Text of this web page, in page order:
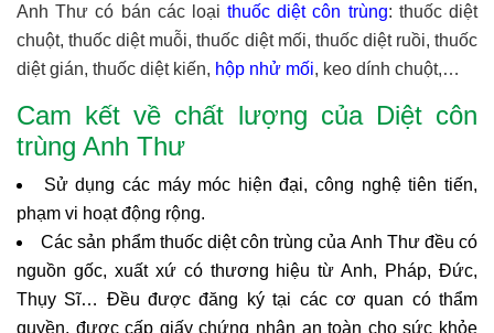
Anh Thư có bán các loạithuốc diệt côn trùng: thuốc diệt
chuột, thuốc diệt muỗi, thuốc diệt mối, thuốc diệt ruồi, thuốc
diệt gián, thuốc diệt kiến, hộp nhử mối, keo dính chuột,…
Cam kết về chất lượng của Diệt côn
trùng Anh Thư
Sử dụng các máy móc hiện đại, công nghệ tiên tiến,
phạm vi hoạt động rộng.
Các sản phẩm thuốc diệt côn trùng của Anh Thư đều có
nguồn gốc, xuất xứ có thương hiệu từ Anh, Pháp, Đức,
Thụy Sĩ… Đều được đăng ký tại các cơ quan có thẩm
quyền, được cấp giấy chứng nhận an toàn cho sức khỏe